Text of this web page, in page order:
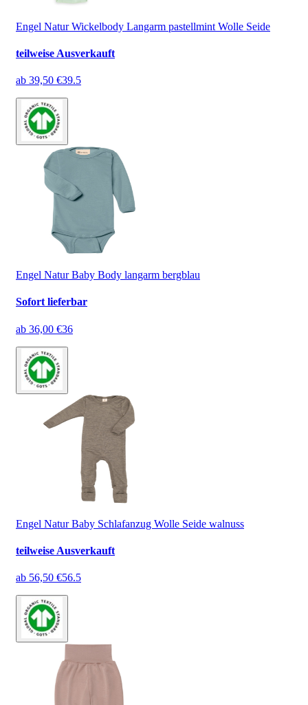
Engel Natur Wickelbody Langarm pastellmint Wolle Seide
teilweise Ausverkauft
ab 39,50 €39.5
Engel Natur Baby Body langarm bergblau
Sofort lieferbar
ab 36,00 €36
Engel Natur Baby Schlafanzug Wolle Seide walnuss
teilweise Ausverkauft
ab 56,50 €56.5